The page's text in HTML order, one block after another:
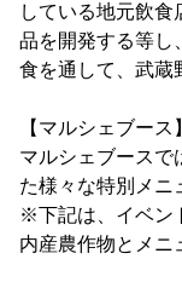
している地元飲
品を開発する等し
食を通して、武蔵
【マルシェブース】
マルシェブースで
た様々な特別メニ
※下記は、イベン
内産農作物とメニ